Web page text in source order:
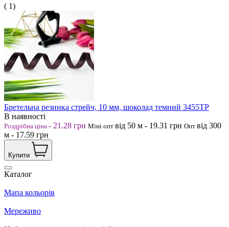
( 1)
Бретельна резинка стрейч, 10 мм, шоколад темний 3455ТР
В наявності
Роздрібна ціна - 21.28 грн Міні опт від 50 м - 19.31 грн Опт від 300
м - 17.59 грн
Купити
Каталог
Мапа кольорів
Мереживо